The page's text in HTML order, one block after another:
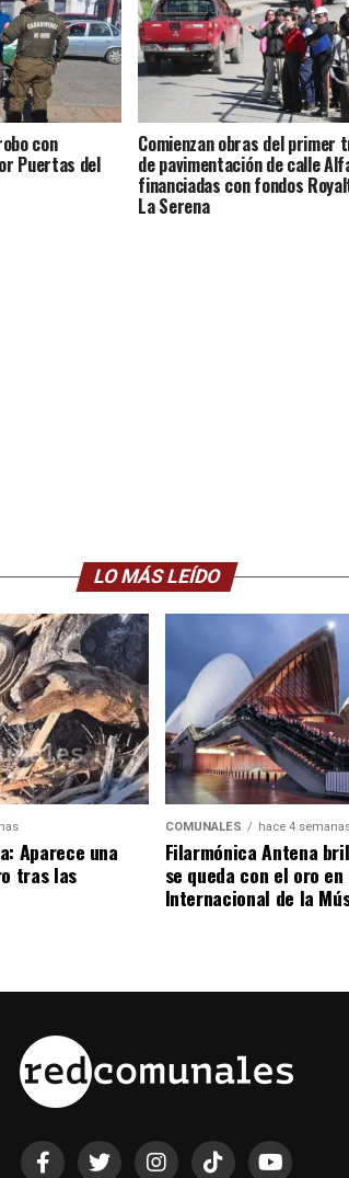
con
Puertas del
Comienzan obras del primer
de pavimentación de calle
financiadas con fondos
La Serena
LO MÁS LEÍDO
Aparece una
tras las
COMUNALES hace 4
Filarmónica Antena
se queda con el oro
Internacional de la